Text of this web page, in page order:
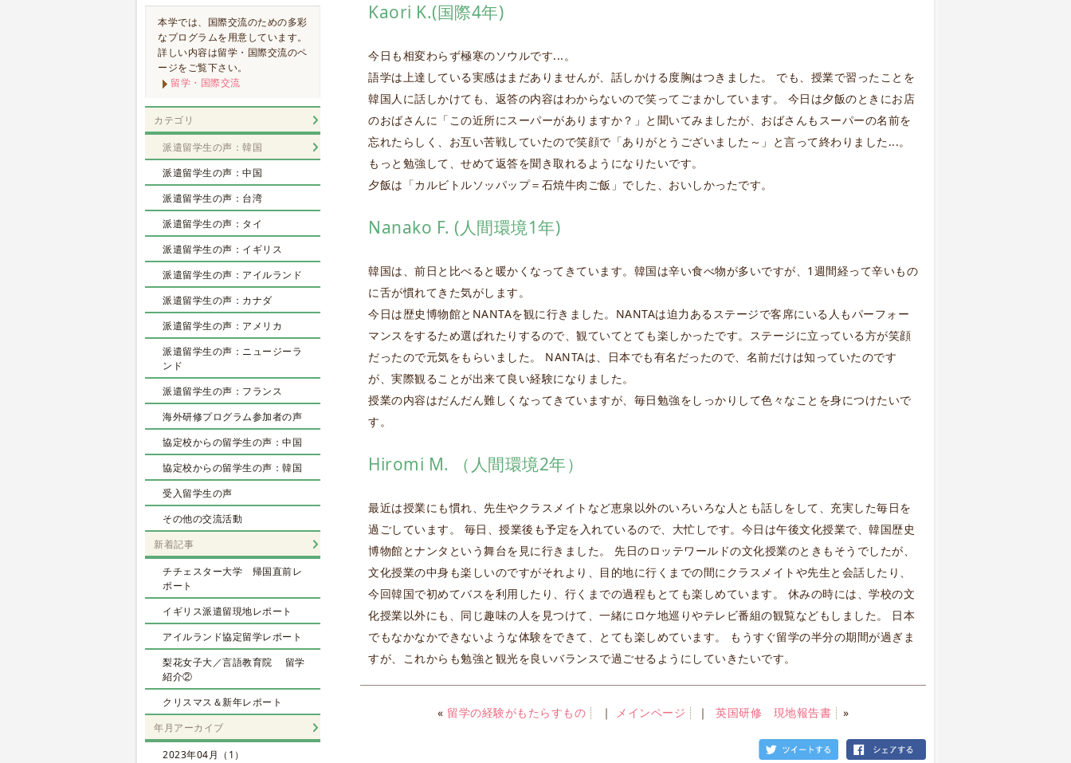
Kaori K.(国際4年)
今日も相変わらず極寒のソウルです...。
語学は上達している実感はまだありませんが、話しかける度胸はつきました。 でも、授業で習ったことを
韓国人に話しかけても、返答の内容はわからないので笑ってごまかしています。 今日は夕飯のときにお店
のおばさんに「この近所にスーパーがありますか？」と聞いてみましたが、おばさんもスーパーの名前を
忘れたらしく、お互い苦戦していたので笑顔で「ありがとうございました～」と言って終わりました...。
もっと勉強して、せめて返答を聞き取れるようになりたいです。
夕飯は「カルビトルソッパップ＝石焼牛肉ご飯」でした、おいしかったです。
Nanako F. (人間環境1年)
韓国は、前日と比べると暖かくなってきています。韓国は辛い食べ物が多いですが、1週間経って辛いもの
に舌が慣れてきた気がします。
今日は歴史博物館とNANTAを観に行きました。NANTAは迫力あるステージで客席にいる人もパーフォー
マンスをするため選ばれたりするので、観ていてとても楽しかったです。ステージに立っている方が笑顔
だったので元気をもらいました。 NANTAは、日本でも有名だったので、名前だけは知っていたのです
が、実際観ることが出来て良い経験になりました。
授業の内容はだんだん難しくなってきていますが、毎日勉強をしっかりして色々なことを身につけたいで
す。
Hiromi M. （人間環境2年）
最近は授業にも慣れ、先生やクラスメイトなど恵泉以外のいろいろな人とも話しをして、充実した毎日を
過ごしています。 毎日、授業後も予定を入れているので、大忙しです。今日は午後文化授業で、韓国歴史
博物館とナンタという舞台を見に行きました。 先日のロッテワールドの文化授業のときもそうでしたが、
文化授業の中身も楽しいのですがそれより、目的地に行くまでの間にクラスメイトや先生と会話したり、
今回韓国で初めてバスを利用したり、行くまでの過程もとても楽しめています。 休みの時には、学校の文
化授業以外にも、同じ趣味の人を見つけて、一緒にロケ地巡りやテレビ番組の観覧などもしました。 日本
でもなかなかできないような体験をできて、とても楽しめています。 もうすぐ留学の半分の期間が過ぎま
すが、これからも勉強と観光を良いバランスで過ごせるようにしていきたいです。
« 留学の経験がもたらすもの ｜ メインページ ｜ 英国研修 現地報告書 »
本学では、国際交流のための多彩
なプログラムを用意しています。
詳しい内容は留学・国際交流のペ
ージをご覧下さい。
留学・国際交流
カテゴリ
派遣留学生の声：韓国
派遣留学生の声：中国
派遣留学生の声：台湾
派遣留学生の声：タイ
派遣留学生の声：イギリス
派遣留学生の声：アイルランド
派遣留学生の声：カナダ
派遣留学生の声：アメリカ
派遣留学生の声：ニュージーラ
ンド
派遣留学生の声：フランス
海外研修プログラム参加者の声
協定校からの留学生の声：中国
協定校からの留学生の声：韓国
受入留学生の声
その他の交流活動
新着記事
チチェスター大学 帰国直前レ
ポート
イギリス派遣留現地レポート
アイルランド協定留学レポート
梨花女子大／言語教育院 留学
紹介②
クリスマス＆新年レポート
年月アーカイブ
2023年04月（1）